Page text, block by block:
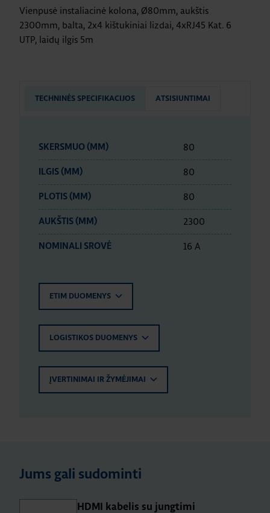
Vienpusė instaliacinė kolona, Ø80mm, aukštis
2300mm, balta, 2x4 kištukiniai lizdai, 4xRJ45 Kat. 6
UTP, laidų ilgis 5m
TECHNINĖS SPECIFIKACIJOS ATSISIUNTIMAI
SKERSMUO (MM) 80
ILGIS (MM) 80
PLOTIS (MM) 80
AUKŠTIS (MM) 2300
NOMINALI SROVĖ 16 A
ETIM DUOMENYS
LOGISTIKOS DUOMENYS
ĮVERTINIMAI IR ŽYMĖJIMAI
Jums gali sudominti
HDMI kabelis su jungtimi